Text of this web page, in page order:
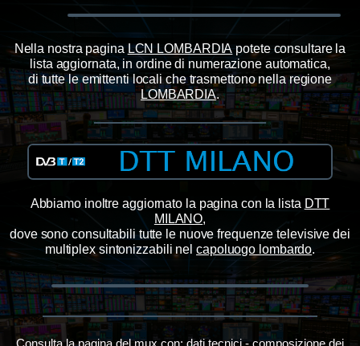
Nella nostra pagina LCN LOMBARDIApotete consultare la
lista aggiornata, in ordine di numerazione automatica,
di tutte le emittenti locali che trasmettono nella regione
LOMBARDIA.
Abbiamo inoltre aggiornato la pagina con la lista DTT
MILANO,
dove sono consultabili tutte le nuove frequenze televisive dei
multiplex sintonizzabili nel capoluogo lombardo.
Consulta la pagina del mux con: dati tecnici - composizione dei